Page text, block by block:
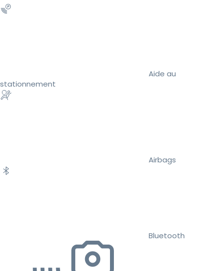
Aide au
stationnement
Airbags
Bluetooth